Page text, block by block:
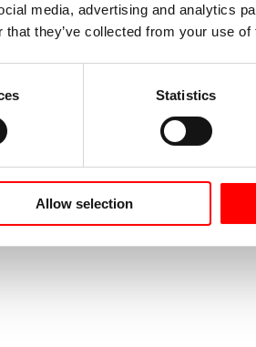
media, advertising and analytics
they’ve collected from your use
Statistics
Allow selection
Esto puede estar
ocurriendo ahora
estanterías
/